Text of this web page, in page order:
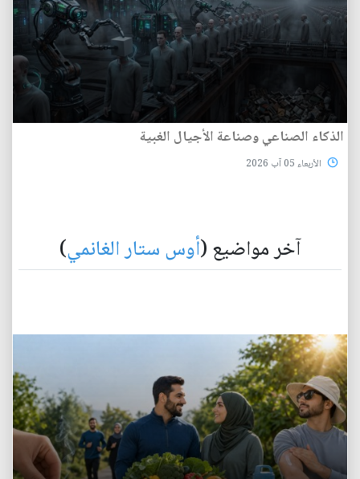
الذكاء الصناعي وصناعة الأجيال الغبية
الأربعاء 05 آب 2026
آخر مواضيع (أوس ستار الغانمي)